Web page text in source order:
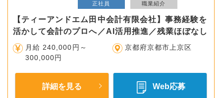
正社員 職業紹介
【ティーアンドエム田中会計有限会社】事務経験を
活かして会計のプロへ／AI活用推進／残業ほぼなし
月給 240,000円～
300,000円
京都府京都市上京区
詳細を見る Web応募